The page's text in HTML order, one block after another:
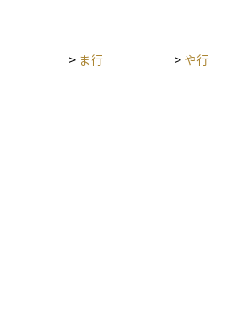
> ま行 > や行